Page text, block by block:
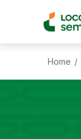
Home /